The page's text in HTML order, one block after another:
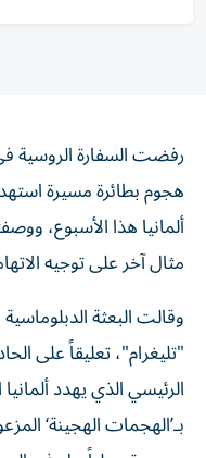
رفضت السفارة الروسية
هجوم بطائرة مسيرة
ألمانيا هذا الأسبوع،
مثال آخر على توجيه
"تليغرام"، تعليقاً على
الرئيسي الذي يهدد
بـ’الهجمات الهجينة‘
موجودة عملياً، بل في